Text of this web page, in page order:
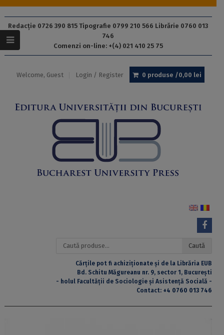
Redacție 0726 390 815 Tipografie 0799 210 566 Librărie 0760 013
746
Comenzi on-line: +(4) 021 410 25 75
Welcome, Guest Login / Register 0 produse /0,00 lei
Caută
Caută
Cărțile pot fi achiziționate și de la Librăria EUB
Bd. Schitu Măgureanu nr. 9, sector 1, București
- holul Facultății de Sociologie și Asistență Socială -
Contact: +4 0760 013 746